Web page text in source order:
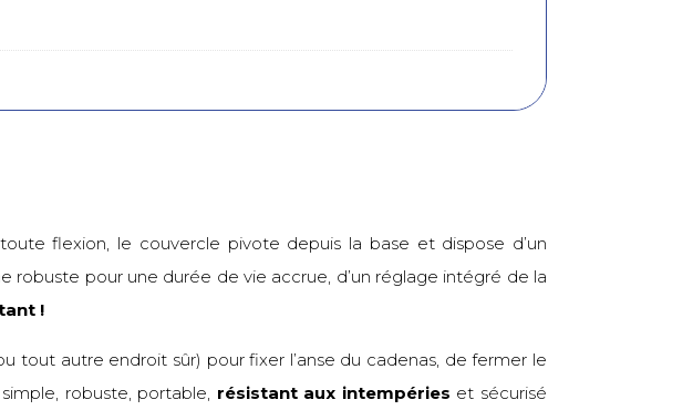
flexion, le couvercle pivote depuis la base et dispose d’un
robuste pour une durée de vie accrue, d’un réglage intégré de la
!
tout autre endroit sûr) pour fixer l’anse du cadenas, de fermer le
robuste, portable, résistant aux intempéries et sécurisé